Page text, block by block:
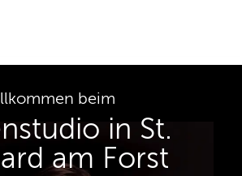
beim
in St.
am Forst